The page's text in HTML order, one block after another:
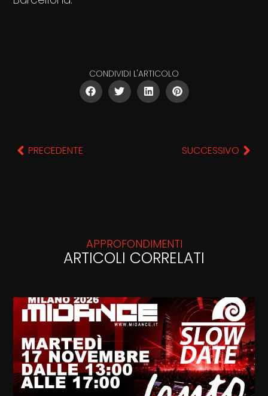
CONDIVIDI L'ARTICOLO
PRECEDENTE SUCCESSIVO
APPROFONDIMENTI
ARTICOLI CORRELATI